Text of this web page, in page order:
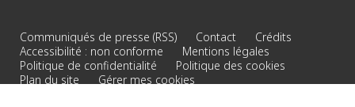
Communiqués de presse (RSS) Contact
Crédits
Accessibilité : non conforme
Mentions légales
Politique de confidentialité
Politique des cookies
Plan du site
Gérer mes cookies